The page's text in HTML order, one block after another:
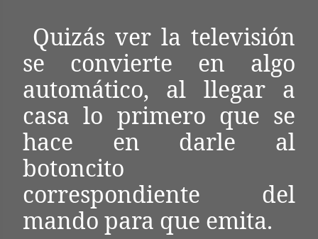
Quizás ver la televisión
se convierte en algo
automático, al llegar a
casa lo primero que se
hace en darle al
botoncito
correspondiente del
mando para que emita.